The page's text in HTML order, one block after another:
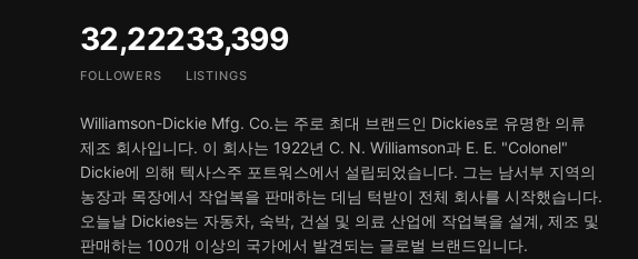
32,222
FOLLOWERS
33,399
LISTINGS
Williamson-Dickie Mfg. Co.는 주로 최대 브랜드인 Dickies로 유명한 의류
제조 회사입니다. 이 회사는 1922년 C. N. Williamson과 E. E. "Colonel"
Dickie에 의해 텍사스주 포트워스에서 설립되었습니다. 그는 남서부 지역의
농장과 목장에서 작업복을 판매하는 데님 턱받이 전체 회사를 시작했습니다.
오늘날 Dickies는 자동차, 숙박, 건설 및 의료 산업에 작업복을 설계, 제조 및
판매하는 100개 이상의 국가에서 발견되는 글로벌 브랜드입니다.